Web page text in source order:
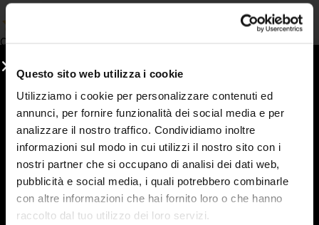
Questo sito web utilizza i cookie
Utilizziamo i cookie per personalizzare contenuti ed
annunci, per fornire funzionalità dei social media e per
analizzare il nostro traffico. Condividiamo inoltre
informazioni sul modo in cui utilizzi il nostro sito con i
nostri partner che si occupano di analisi dei dati web,
pubblicità e social media, i quali potrebbero combinarle
con altre informazioni che hai fornito loro o che hanno
raccolto dal tuo utilizzo dei loro servizi.
Oggi
prima per fare una recensione. Che dire, PROVATELE perchè
meritano veramente!
Acquirente verificato
5 Giorni Fa
Adoro le vostre marmellate !buonissime !!mela e cannella la mia
preferita in assoluto,ma anche le creme sono davvero favolose!